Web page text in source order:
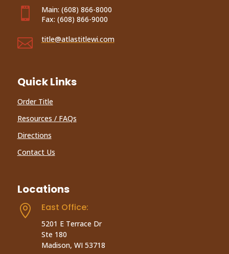
 Main: (608) 866-8000
Fax: (608) 866-9000
 title@atlastitlewi.com
Quick Links
Order Title
Resources / FAQs
Directions
Contact Us
Locations
 East Office:
5201 E Terrace Dr
Ste 180
Madison, WI 53718